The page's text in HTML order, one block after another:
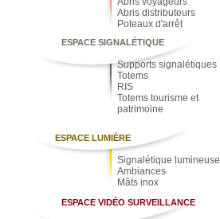
Abris distributeurs
Poteaux d'arrêt
ESPACE SIGNALÉTIQUE
Supports signalétiques
Totems
RIS
Totems tourisme et
patrimoine
ESPACE LUMIÈRE
Signalétique lumineuse
Ambiances
Mâts inox
ESPACE VIDÉO SURVEILLANCE